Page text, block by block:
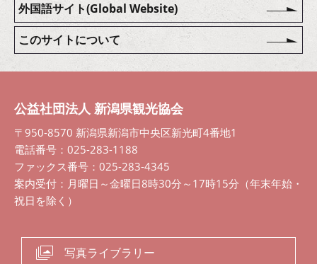
外国語サイト(Global Website)
このサイトについて
公益社団法人 新潟県観光協会
〒950-8570 新潟県新潟市中央区新光町4番地1
電話番号：025-283-1188
ファックス番号：025-283-4345
案内受付：月曜日～金曜日8時30分～17時15分（年末年始・
祝日を除く）
写真ライブラリー